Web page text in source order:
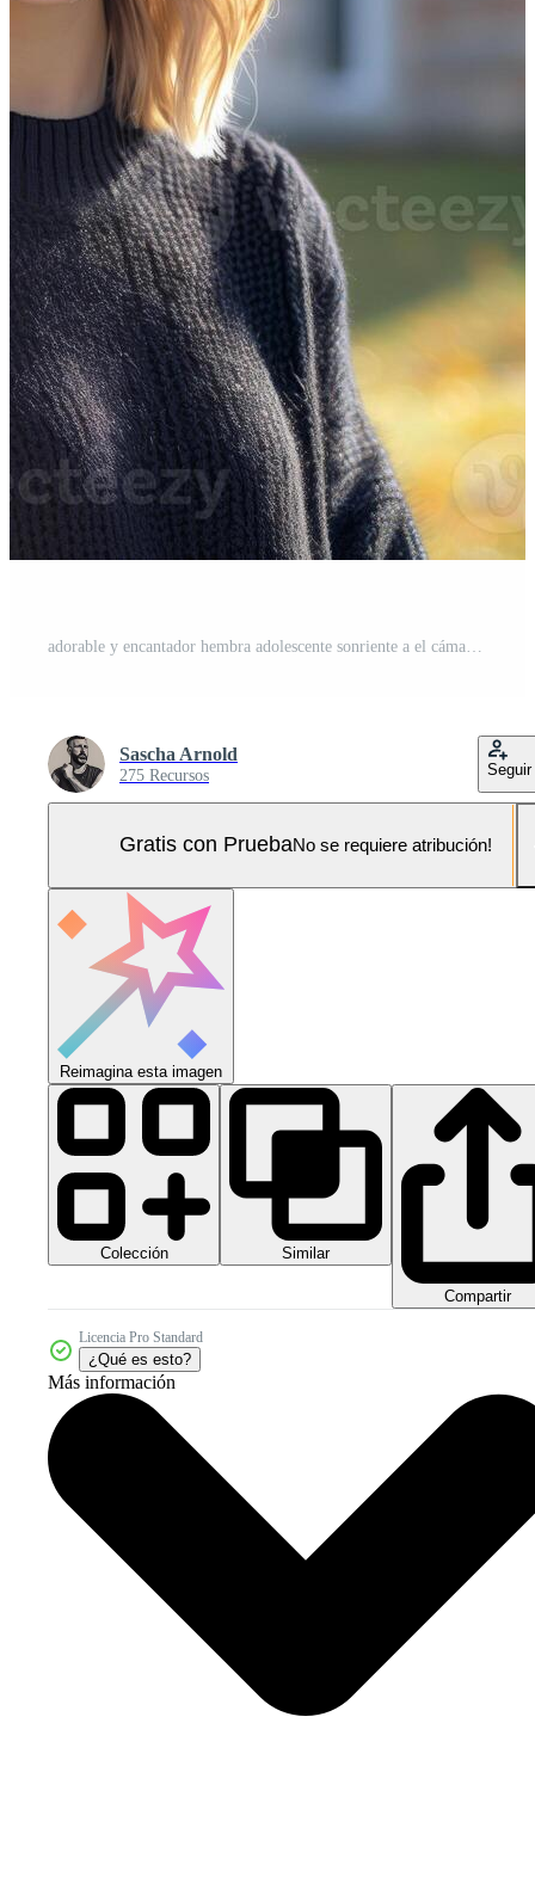
Sascha Arnold
275 Recursos Seguir
Gratis con PruebaNo se requiere atribución!
Reimagina esta imagen
Colección Similar
Compartir
Licencia Pro Standard
¿Qué es esto?
Más información